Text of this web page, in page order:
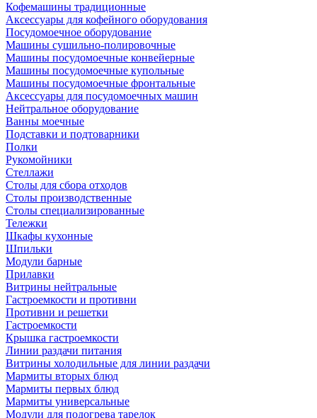
Кофемашины традиционные
Аксессуары для кофейного оборудования
Посудомоечное оборудование
Машины сушильно-полировочные
Машины посудомоечные конвейерные
Машины посудомоечные купольные
Машины посудомоечные фронтальные
Аксессуары для посудомоечных машин
Нейтральное оборудование
Ванны моечные
Подставки и подтоварники
Полки
Рукомойники
Стеллажи
Столы для сбора отходов
Столы производственные
Столы специализированные
Тележки
Шкафы кухонные
Шпильки
Модули барные
Прилавки
Витрины нейтральные
Гастроемкости и противни
Противни и решетки
Гастроемкости
Крышка гастроемкости
Линии раздачи питания
Витрины холодильные для линии раздачи
Мармиты вторых блюд
Мармиты первых блюд
Мармиты универсальные
Модули для подогрева тарелок